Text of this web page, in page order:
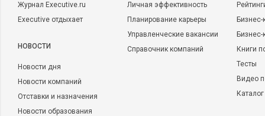
Журнал Executive.ru
Executive отдыхает
НОВОСТИ
Новости дня
Новости компаний
Отставки и назначения
Новости образования
Личная эффективность
Планирование карьеры
Управленческие вакансии
Справочник компаний
Бизнес-
Книги
Тесты
Видео